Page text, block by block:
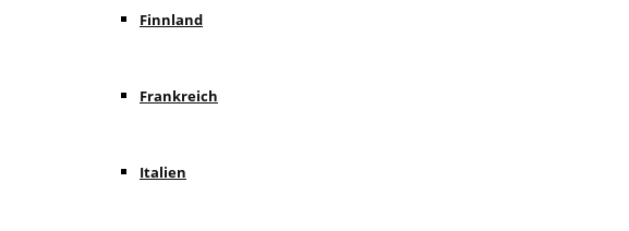
Finnland
Frankreich
Italien